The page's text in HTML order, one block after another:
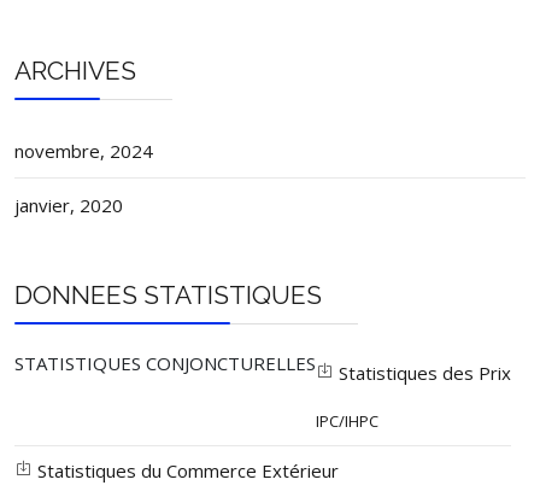
ARCHIVES
novembre, 2024
janvier, 2020
DONNEES STATISTIQUES
STATISTIQUES CONJONCTURELLES Statistiques des Prix
IPC/IHPC
Statistiques du Commerce Extérieur